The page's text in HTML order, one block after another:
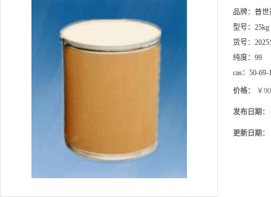
品牌： 普世
型号： 25kg
货号：
纯度： 99
cas： 50-69-
价格： ￥
发布日期：
更新日期：